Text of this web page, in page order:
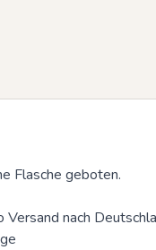
Flasche geboten.
nach